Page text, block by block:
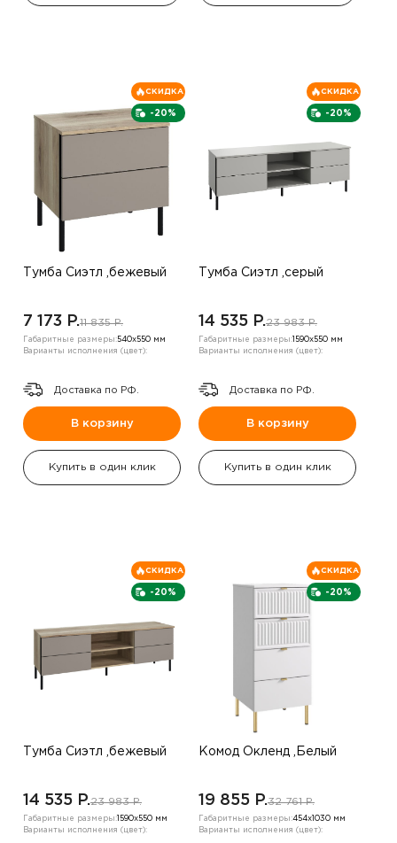
-20%
СКИДКА
Тумба Сиэтл ,бежевый
7 173 P.11 835 P.
Габаритные размеры:540х550 мм
Варианты исполнения (цвет):
Доставка по РФ.
В корзину
Купить в один клик
-20%
СКИДКА
Тумба Сиэтл ,серый
14 535 P.23 983 P.
Габаритные размеры: 1590х550 мм
Варианты исполнения (цвет):
Доставка по РФ.
В корзину
Купить в один клик
-20%
СКИДКА
Тумба Сиэтл ,бежевый
14 535 P.23 983 P.
Габаритные размеры: 1590х550 мм
Варианты исполнения (цвет):
-20%
СКИДКА
Комод Окленд ,Белый
19 855 P.32 761 P.
Габаритные размеры:454х1030 мм
Варианты исполнения (цвет):